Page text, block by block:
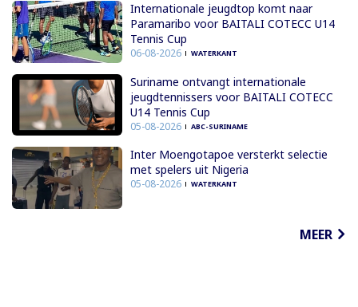
Internationale jeugdtop komt naar
Paramaribo voor BAITALI COTECC U14
Tennis Cup
06-08-2026 WATERKANT
Suriname ontvangt internationale
jeugdtennissers voor BAITALI COTECC
U14 Tennis Cup
05-08-2026 ABC-SURINAME
Inter Moengotapoe versterkt selectie
met spelers uit Nigeria
05-08-2026 WATERKANT
MEER